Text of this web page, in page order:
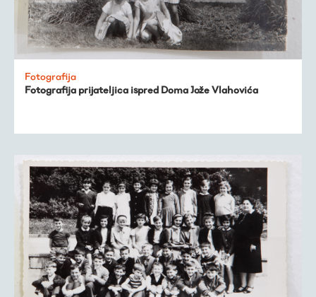
Virtualni fundus
Živa baština
Fotografija
Fotografija prijateljica ispred Doma Jože Vlahovića